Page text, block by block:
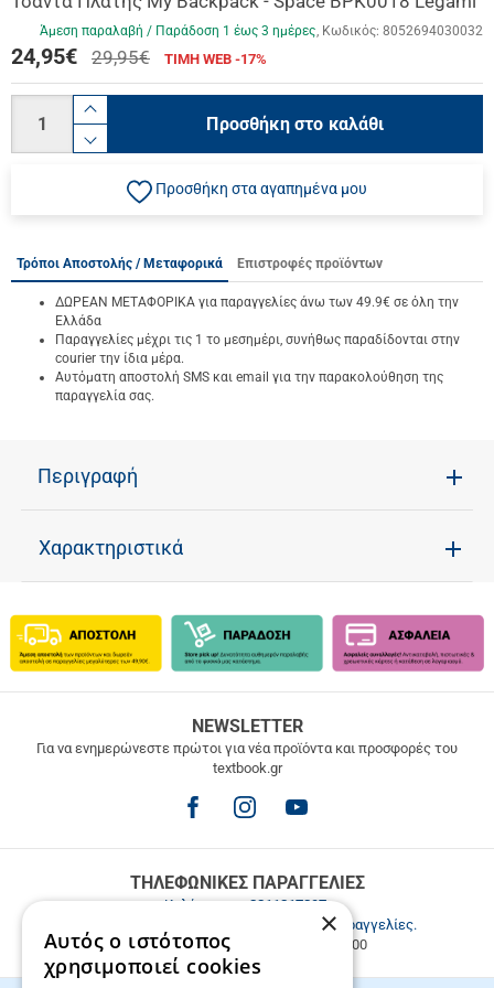
Άμεση παραλαβή / Παράδoση 1 έως 3 ημέρες Κωδικός: 8052694030032
24,95€ 29,95€ ΤΙΜΗ WEB -17%
product.increase.quantity
product.decrease.quantity
Προσθήκη στο καλάθι
Προσθήκη στα αγαπημένα μου
Τρόποι Αποστολής / Μεταφορικά Επιστροφές προϊόντων
ΔΩΡΕΑΝ ΜΕΤΑΦΟΡΙΚΑ για παραγγελίες άνω των 49.9€ σε όλη την
Ελλάδα
Παραγγελίες μέχρι τις 1 το μεσημέρι, συνήθως παραδίδονται στην
courier την ίδια μέρα.
Αυτόματη αποστολή SMS και email για την παρακολούθηση της
παραγγελία σας.
Περιγραφή
Χαρακτηριστικά
ΜΕΤΑΦΟΡΙΚΑ
άνω
NEWSLETTER
Για να ενημερώνεστε πρώτοι για νέα προϊόντα και προσφορές του
textbook.gr
ΤΗΛΕΦΩΝΙΚΕΣ ΠΑΡΑΓΓΕΛΙΕΣ
Καλέστε μας2811217297.
Εξυπηρέτηση πελατών & τηλεφωνικές παραγγελίες.
Δευ. - Παρ. 9:00-17:00, Σάβ. 9:00-15:00
×
Αυτός ο ιστότοπος
χρησιμοποιεί cookies